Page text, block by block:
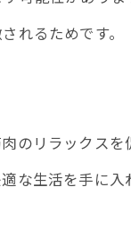
れるためです。
のリラックスを
な生活を手に入